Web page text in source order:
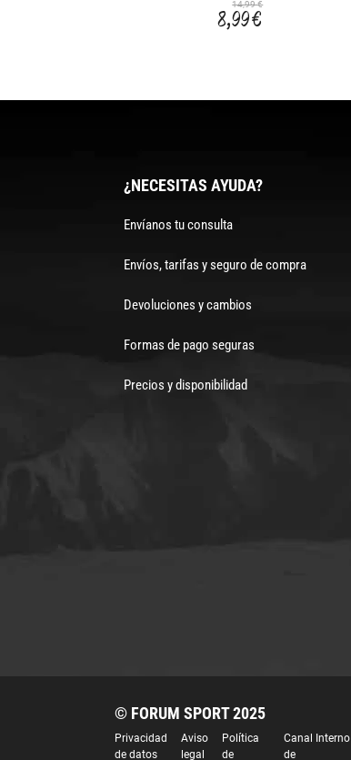
14,99 €
8,99 €
¿NECESITAS AYUDA?
Envíanos tu consulta
Envíos, tarifas y seguro de compra
Devoluciones y cambios
Formas de pago seguras
Precios y disponibilidad
© FORUM SPORT 2025
Privacidad
de datos
Aviso
legal
Política
de
Canal Interno
de